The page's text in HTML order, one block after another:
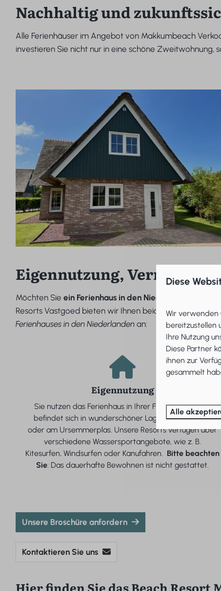
Nachhaltig und
Alle Ferienhäuser im Angebot von Makkumbeach
investieren Sie nicht nur in eine schöne Zweitwohnung,
Eigennutzung, Vermietung
Möchten Sieein Ferienhaus in den Niederlanden kaufen
Resorts Vastgoed bieten wir Ihnen beide Optionen und
Ferienhauses in den Niederlanden an:
Eigennutzung
Sie nutzen das Ferienhaus in Ihrer Freizeit selbst. Es
befindet sich in wunderschöner Lage am Ijsselmeer
oder am Ursemmerplas. Unsere Resorts verfügen über
verschiedene Wassersportangebote, wie z. B.
Kitesurfen, Windsurfen oder Kanufahren. Bitte beachten
Sie: Das dauerhafte Bewohnen ist nicht gestattet.
Unsere Broschüre anfordern
Kontaktieren Sie uns
Hier finden Sie das Beach Resort
Diese
Wir verwenden
bereitzustellen
Ihre Nutzung
Diese Partner
ihnen zur
gesammelt
Alle